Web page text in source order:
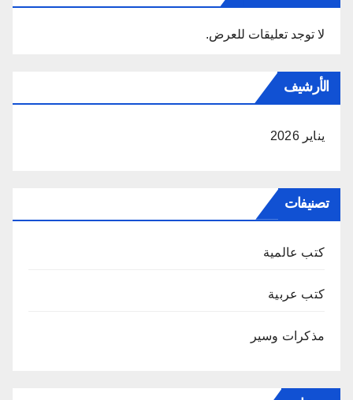
لا توجد تعليقات للعرض.
الأرشيف
يناير 2026
تصنيفات
كتب عالمية
كتب عربية
مذكرات وسير